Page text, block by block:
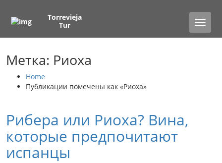
Toggle
Torrevieja
Tur
Метка: Риоха
Home
Публикации помечены как «Риоха»
Рибера или Риоха? Вина,
которые предпочитают
испанцы